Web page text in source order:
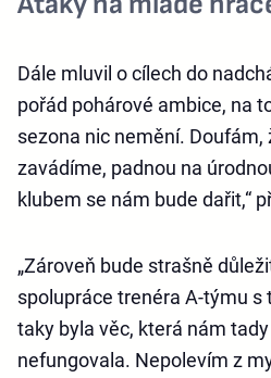
Dále mluvil o cílech do
pořád pohárové ambice, na
sezona nic nemění.
zavádíme, padnou na
klubem se nám bude dařit,“
„Zároveň bude strašně
spolupráce trenéra A-týmu s
taky byla věc, která nám
nefungovala. Nepolevím z